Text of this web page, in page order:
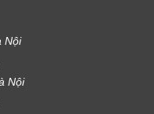
Nội
Nội